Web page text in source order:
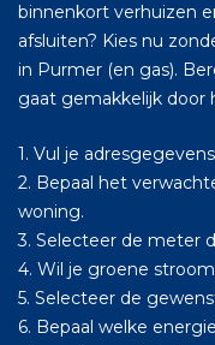
binnenkort verhuizen
afsluiten? Kies nu
in Purmer (en gas).
gaat gemakkelijk door
1. Vul je
2. Bepaal het
woning.
3. Selecteer de meter
4. Wil je groene
5. Selecteer de
6. Bepaal welke